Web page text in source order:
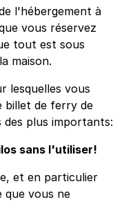
l'hébergement à
vous réservez
tout est sous
maison.
lesquelles vous
billet de ferry de
des plus importants:
sans l'utiliser!
et en particulier
vous ne